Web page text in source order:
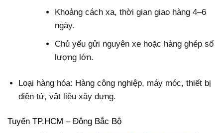
Khoảng cách xa, thời gian giao hàng 4–6
ngày.
Chủ yếu gửi nguyên xe hoặc hàng ghép số
lượng lớn.
Loại hàng hóa: Hàng công nghiệp, máy móc, thiết bị
điện tử, vật liệu xây dựng.
Tuyến TP.HCM – Đông Bắc Bộ